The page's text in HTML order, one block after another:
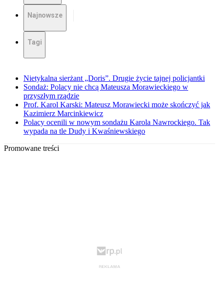
Najnowsze
Tagi
Nietykalna sierżant „Doris”. Drugie życie tajnej policjantki
Sondaż: Polacy nie chcą Mateusza Morawieckiego w
przyszłym rządzie
Prof. Karol Karski: Mateusz Morawiecki może skończyć jak
Kazimierz Marcinkiewicz
Polacy ocenili w nowym sondażu Karola Nawrockiego. Tak
wypada na tle Dudy i Kwaśniewskiego
Promowane treści